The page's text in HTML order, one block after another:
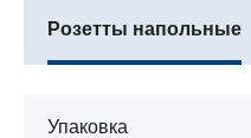
Розетты напольные
Упаковка